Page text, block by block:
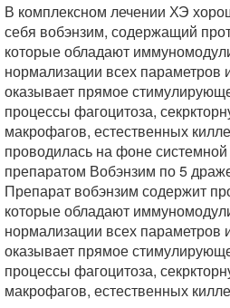
В комплексном лечении ХЭ
себя вобэнзим, содержащий
которые обладают
нормализации всех
оказывает прямое
процессы фагоцитоза,
макрофагов, естественных
проводилась на фоне
препаратом Вобэнзим по 5
Препарат вобэнзим содержит
которые обладают
нормализации всех
оказывает прямое
процессы фагоцитоза,
макрофагов, естественных